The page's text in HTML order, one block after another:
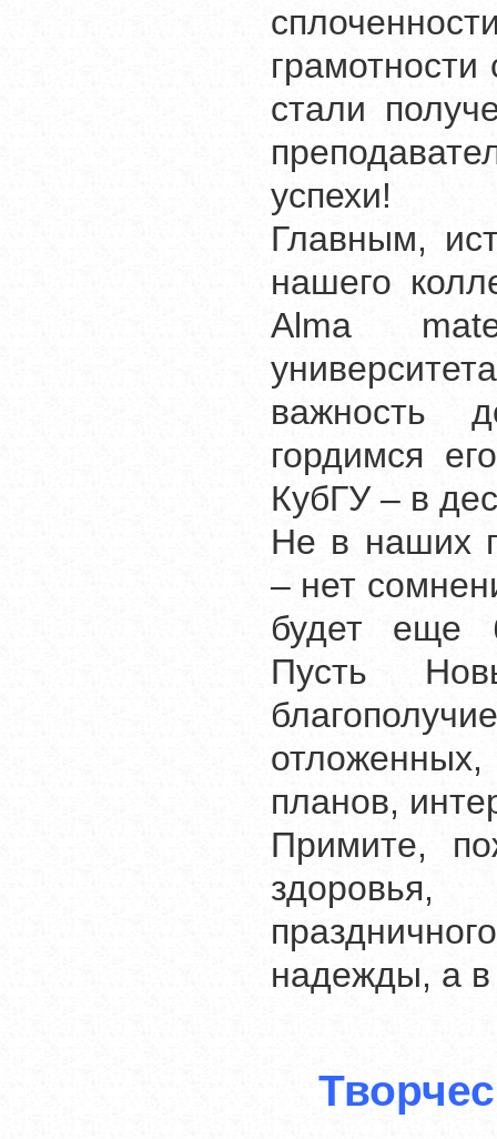
стали
успехи!
Главным,
нашего
Alma
важность
гордимся
КубГУ – в
Не в наших
– нет
будет еще
Пусть
планов,
Примите,
здоровья,
надежды, а в